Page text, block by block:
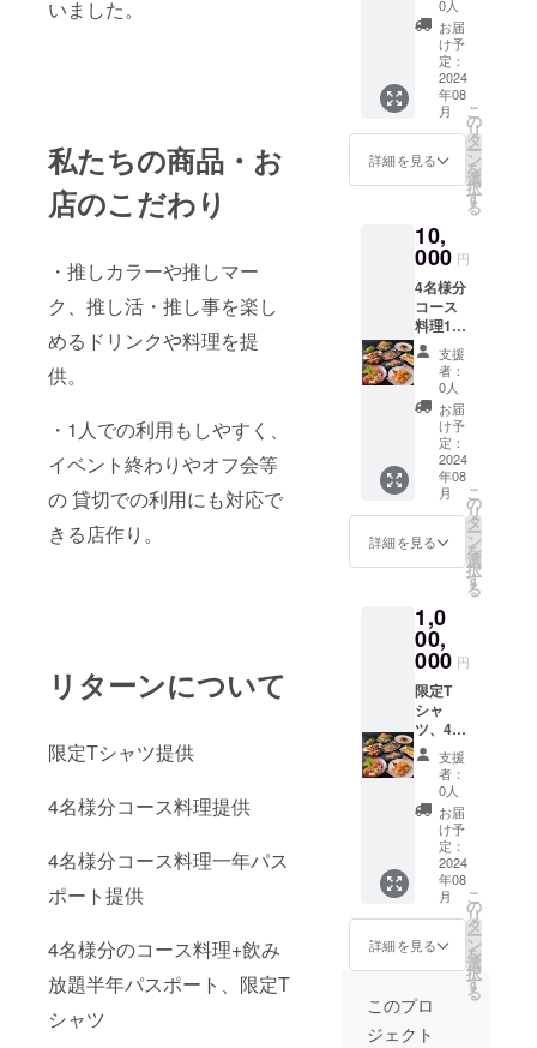
いました。
私たちの商品・お
店のこだわり
・推しカラーや推しマー
ク、推し活・推し事を楽し
めるドリンクや料理を提
供。
・1人での利用もしやすく、
イベント終わりやオフ会等
の 貸切での利用にも対応で
きる店作り。
リターンについて
限定Tシャツ提供
4名様分コース料理提供
4名様分コース料理一年パス
ポート提供
4名様分のコース料理+飲み
放題半年パスポート、限定T
シャツ
0人
お届
け予
定：
2024
年08
月
詳細を見る
こ
の
リ
タ
ー
ン
を
選
択
す
る
10,
000 円
4名様分
コース
料理1年
間パス
ポート
提供
支援
者：
0人
お届
け予
定：
2024
年08
月
詳細を見る
こ
の
リ
タ
ー
ン
を
選
択
す
る
1,0
00,
000 円
限定T
シャ
ツ、4名
様分
コース
料理+飲
み放題
半年パ
スポー
ト提供
支援
者：
0人
お届
け予
定：
2024
年08
月
詳細を見る
こ
の
リ
タ
ー
ン
を
選
択
す
る
このプロ
ジェクト